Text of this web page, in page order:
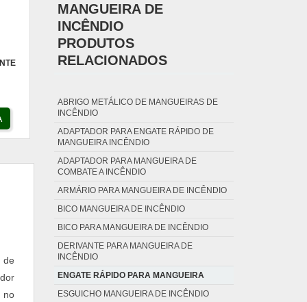
de
no
MANGUEIRA DE
INCÊNDIO
PRODUTOS
RELACIONADOS
ABRIGO METÁLICO DE MANGUEIRAS DE
INCÊNDIO
ADAPTADOR PARA ENGATE RÁPIDO DE
MANGUEIRA INCÊNDIO
ADAPTADOR PARA MANGUEIRA DE
COMBATE A INCÊNDIO
ARMÁRIO PARA MANGUEIRA DE INCÊNDIO
BICO MANGUEIRA DE INCÊNDIO
BICO PARA MANGUEIRA DE INCÊNDIO
DERIVANTE PARA MANGUEIRA DE
INCÊNDIO
ENGATE RÁPIDO PARA MANGUEIRA
ESGUICHO MANGUEIRA DE INCÊNDIO